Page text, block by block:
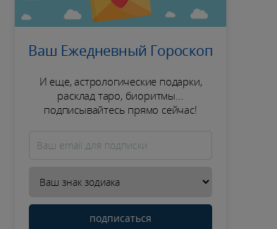
Ваш Ежедневный Гороскоп
И еще, астрологические подарки,
расклад таро, биоритмы...
подписывайтесь прямо сейчас!
подписаться